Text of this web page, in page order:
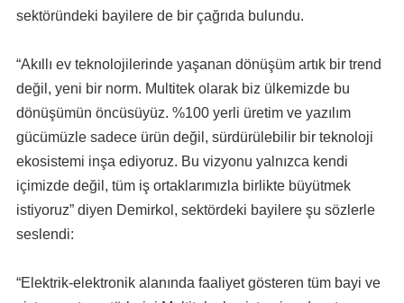
sektöründeki bayilere de bir çağrıda bulundu.
“Akıllı ev teknolojilerinde yaşanan dönüşüm artık bir trend
değil, yeni bir norm. Multitek olarak biz ülkemizde bu
dönüşümün öncüsüyüz. %100 yerli üretim ve yazılım
gücümüzle sadece ürün değil, sürdürülebilir bir teknoloji
ekosistemi inşa ediyoruz. Bu vizyonu yalnızca kendi
içimizde değil, tüm iş ortaklarımızla birlikte büyütmek
istiyoruz” diyen Demirkol, sektördeki bayilere şu sözlerle
seslendi:
“Elektrik-elektronik alanında faaliyet gösteren tüm bayi ve